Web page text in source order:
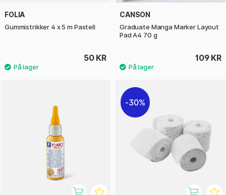
FOLIA
Gummistrikker 4 x 5 m Pastell
50 KR
CANSON
Graduate Manga Marker Layout
Pad A4 70 g
109 KR
30%